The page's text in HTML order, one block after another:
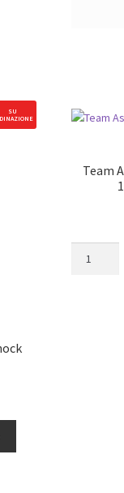
SU
Team